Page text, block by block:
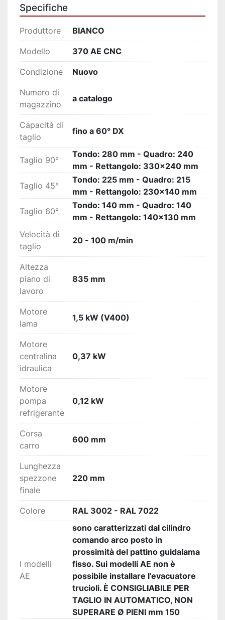
protezione, doppio pulsante di sicurezza per
avviamento ciclo e impianto elettrico in bassa
tensione secondo normative CE.
Specifiche
Produttore BIANCO
Modello 370 AE CNC
Condizione Nuovo
Numero di
magazzino
a catalogo
Capacità di
taglio
fino a 60° DX
Taglio 90°
Tondo: 280 mm - Quadro: 240
mm - Rettangolo: 330x240 mm
Taglio 45°
Tondo: 225 mm - Quadro: 215
mm - Rettangolo: 230x140 mm
Taglio 60°
Tondo: 140 mm - Quadro: 140
mm - Rettangolo: 140x130 mm
Velocità di
taglio
20 - 100 m/min
Altezza
piano di
lavoro
835 mm
Motore
lama
1,5 kW (V400)
Motore
centralina
idraulica
0,37 kW
Motore
pompa
refrigerante
0,12 kW
Corsa
carro
600 mm
Lunghezza
spezzone
finale
220 mm
Colore RAL 3002 - RAL 7022
I modelli
AE
sono caratterizzati dal cilindro
comando arco posto in
prossimità del pattino guidalama
fisso. Sui modelli AE non è
possibile installare l’evacuatore
trucioli. È CONSIGLIABILE PER
TAGLIO IN AUTOMATICO, NON
SUPERARE Ø PIENI mm 150